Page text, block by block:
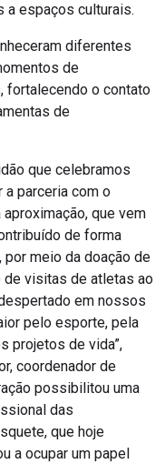
a espaços culturais.
diferentes
de
fortalecendo o contato
de
que celebramos
parceria com o
que vem
de forma
meio da doação de
visitas de atletas ao
em nossos
pelo esporte, pela
projetos de vida”,
coordenador de
possibilitou uma
das
que hoje
a ocupar um papel